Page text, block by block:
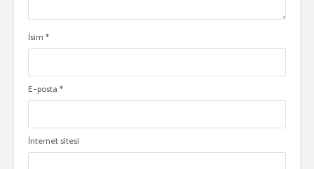
İsim *
E-posta *
İnternet sitesi